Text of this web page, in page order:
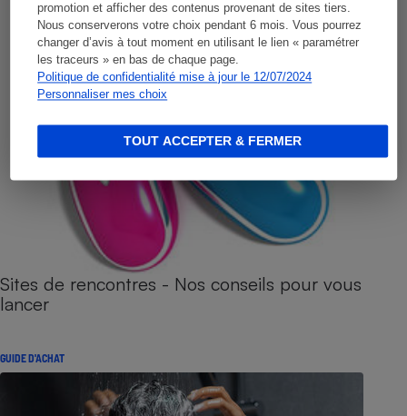
promotion et afficher des contenus provenant de sites tiers.
Nous conserverons votre choix pendant 6 mois. Vous pourrez
changer d’avis à tout moment en utilisant le lien « paramétrer
les traceurs » en bas de chaque page.
Politique de confidentialité mise à jour le 12/07/2024
Personnaliser mes choix
TOUT ACCEPTER & FERMER
Sites de rencontres - Nos conseils pour vous
lancer
GUIDE D'ACHAT